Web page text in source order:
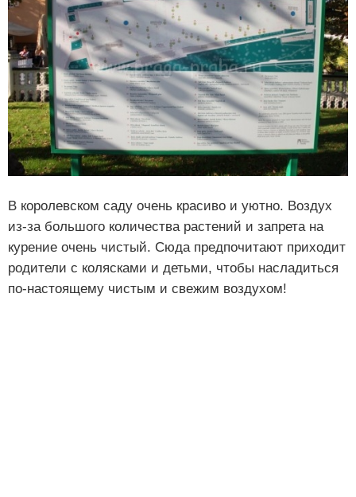
В королевском саду очень красиво и уютно. Воздух
из-за большого количества растений и запрета на
курение очень чистый. Сюда предпочитают приходит
родители с колясками и детьми, чтобы насладиться
по-настоящему чистым и свежим воздухом!